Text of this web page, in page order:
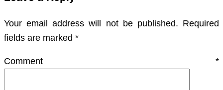
Your email address will not be published. Required
fields are marked *
Comment *